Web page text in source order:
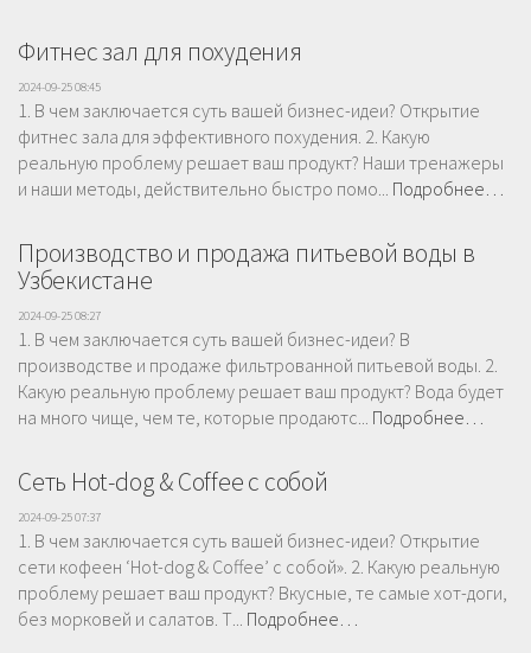
Фитнес зал для похудения
2024-09-25 08:45
1. В чем заключается суть вашей бизнес-идеи? Открытие
фитнес зала для эффективного похудения. 2. Какую
реальную проблему решает ваш продукт? Наши тренажеры
и наши методы, действительно быстро помо... Подробнее…
Производство и продажа питьевой воды в
Узбекистане
2024-09-25 08:27
1. В чем заключается суть вашей бизнес-идеи? В
производстве и продаже фильтрованной питьевой воды. 2.
Какую реальную проблему решает ваш продукт? Вода будет
на много чище, чем те, которые продаютс... Подробнее…
Сеть Hot-dog & Coffee с собой
2024-09-25 07:37
1. В чем заключается суть вашей бизнес-идеи? Открытие
сети кофеен ‘Hot-dog & Coffee’ с собой». 2. Какую реальную
проблему решает ваш продукт? Вкусные, те самые хот-доги,
без морковей и салатов. Т... Подробнее…